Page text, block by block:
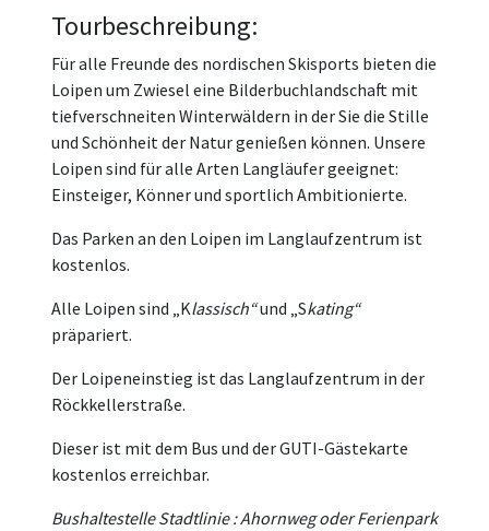
Tourbeschreibung:
Für alle Freunde des nordischen Skisports bieten die
Loipen um Zwiesel eine Bilderbuchlandschaft mit
tiefverschneiten Winterwäldern in der Sie die Stille
und Schönheit der Natur genießen können. Unsere
Loipen sind für alle Arten Langläufer geeignet:
Einsteiger, Könner und sportlich Ambitionierte.
Das Parken an den Loipen im Langlaufzentrum ist
kostenlos.
Alle Loipen sind „Klassisch“und „Skating“
präpariert.
Der Loipeneinstieg ist das Langlaufzentrum in der
Röckkellerstraße.
Dieser ist mit dem Bus und der GUTI-Gästekarte
kostenlos erreichbar.
Bushaltestelle Stadtlinie : Ahornweg oder Ferienpark